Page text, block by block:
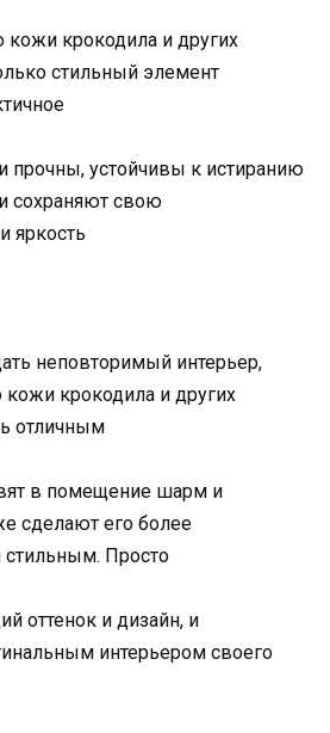
крокодила и других
стильный элемент
прочны, устойчивы к истиранию
сохраняют свою
яркость
неповторимый интерьер,
крокодила и других
отличным
в помещение шарм и
сделают его более
Просто
оттенок и дизайн, и
интерьером своего